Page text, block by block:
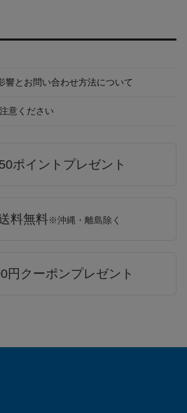
響とお問い合わせ方法について
意ください
ポイントプレゼント
料無料※沖縄・離島除く
円クーポンプレゼント